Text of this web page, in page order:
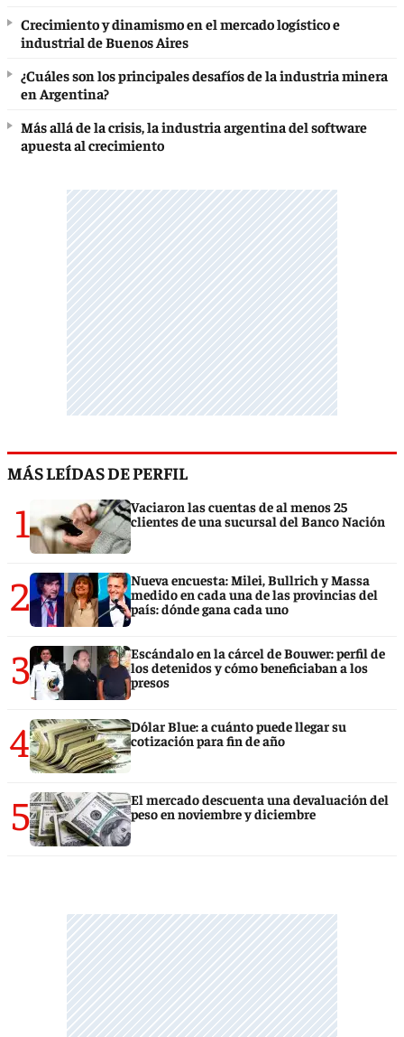
Crecimiento y dinamismo en el mercado logístico e
industrial de Buenos Aires
¿Cuáles son los principales desafíos de la industria minera
en Argentina?
Más allá de la crisis, la industria argentina del software
apuesta al crecimiento
MÁS LEÍDAS DE PERFIL
1
Vaciaron las cuentas de al menos 25
clientes de una sucursal del Banco Nación
2
Nueva encuesta: Milei, Bullrich y Massa
medido en cada una de las provincias del
país: dónde gana cada uno
3
Escándalo en la cárcel de Bouwer: perfil de
los detenidos y cómo beneficiaban a los
presos
4
Dólar Blue: a cuánto puede llegar su
cotización para fin de año
5
El mercado descuenta una devaluación del
peso en noviembre y diciembre